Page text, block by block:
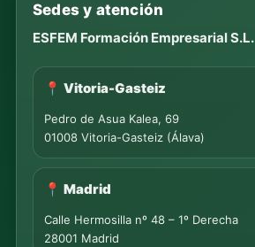
Sedes y atención
ESFEM Formación Empresarial S.L.
📍 Vitoria-Gasteiz
Pedro de Asua Kalea, 69
01008 Vitoria-Gasteiz (Álava)
📍 Madrid
Calle Hermosilla nº 48 – 1º Derecha
28001 Madrid